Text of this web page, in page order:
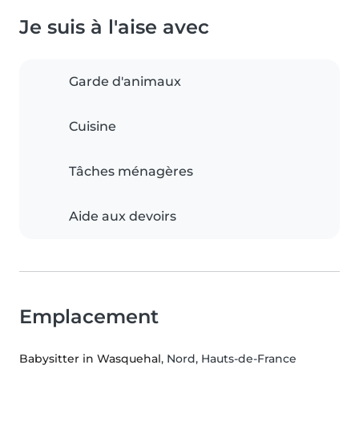
Je suis à l'aise avec
Garde d'animaux
Cuisine
Tâches ménagères
Aide aux devoirs
Emplacement
Babysitter in Wasquehal, Nord, Hauts-de-France